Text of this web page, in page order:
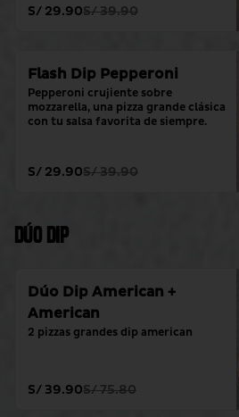
S/ 29.90S/ 39.90
Flash Dip Pepperoni
Pepperoni crujiente sobre
mozzarella, una pizza grande clásica
con tu salsa favorita de siempre.
S/ 29.90S/ 39.90
Dúo Dip
Dúo Dip American +
American
2 pizzas grandes dip american
S/ 39.90S/ 75.80